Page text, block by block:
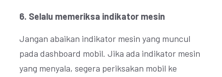
6. Selalu memeriksa indikator mesin
Jangan abaikan indikator mesin yang muncul
pada dashboard mobil. Jika ada indikator mesin
yang menyala, segera periksakan mobil ke